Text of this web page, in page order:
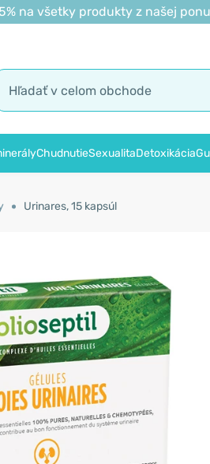
na všetky produkty z našej
ChudnutieSexualitaDetoxikácia
Urinares, 15 kapsúl